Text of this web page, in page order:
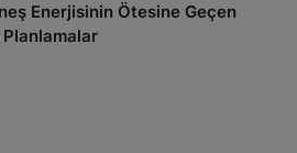
Enerjisinin Ötesine Geçen
Planlamalar